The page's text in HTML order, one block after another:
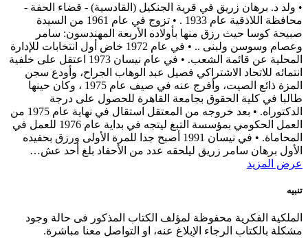
• ولد د. برهان زريق في قرية الجنكيل (القادسية) - قضاء الحفة -
محافظة اللاذقية عام 1933 . • تزوج في عام 1961 من السيدة
صبيحة كوسا حيث رزق منها بأولاده الأربعة المهندسون: سامر
وعصام وسوسن ولبنى .. • في عام 1972 خاض أول انتخابات للإدارة
المحلية عن قائمة الشعب. • في عام نيسان 1973 اعتقل على خلفية
انتمائه للاتحاد الاشتراكي فصيل عبد الوهاب الجراح، وأودع سجن
المزة ذائع الصيت، وأفرج عنه في صيف عام 1975 ، وكان حينها
طالبا في كلية الحقوق بجامعة القاهرة للحصول على درجة
الدكتوراه. • بعد خروجه من المعتقل استقال في نهاية عام 1975 من
العمل الحكومي بمؤسسة التبغ ليتجه في بداية عام 1976 للعمل في
المحاماة. • في نيسان 1991 أصبح جدا للمرة الأولى ورزق بحفيده
الأول برهان سامر زريق ليلحقه عدد من الأحفاد بلغ أحد عش…
عرض المزيد
تنبيه
الملكية الفكرية محفوظة لمؤلف الكتاب المذكور فى حالة وجود
مشكلة بالكتاب الرجاء الإبلاغ عنه، او التواصل معنا مباشرة.